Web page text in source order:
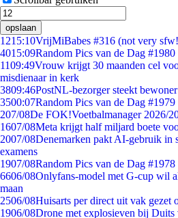
opslaan
1215:10VrijMiBabes #316 (not very
4015:09Random Pics van de Dag #1980
1109:49Vrouw krijgt 30 maanden cel
misdienaar in kerk
3809:46PostNL-bezorger steekt
3500:07Random Pics van de Dag #1979
207/08De FOK!Voetbalmanager 2026/
1607/08Meta krijgt half miljard boete
2007/08Denemarken pakt AI-gebruik in
examens
1907/08Random Pics van de Dag #1978
6606/08Onlyfans-model met G-cup wil
maan
2506/08Huisarts per direct uit vak gezet
1906/08Drone met explosieven bij